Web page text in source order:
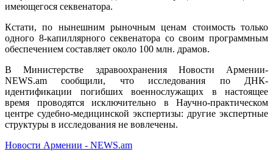
имеющегося секвенатора.
Кстати, по нынешним рыночным ценам стоимость только
одного 8-капиллярного секвенатора со своим программным
обеспечением составляет около 100 млн. драмов.
В Министерстве здравоохранения Новости Армении-
NEWS.am сообщили, что исследования по ДНК-
идентификации погибших военнослужащих в настоящее
время проводятся исключительно в Научно-практическом
центре судебно-медицинской экспертизы: другие экспертные
структуры в исследования не вовлечены.
Новости Армении - NEWS.am